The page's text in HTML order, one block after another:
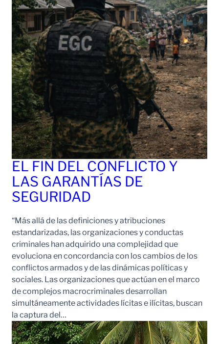
EL FIN DEL CONFLICTO Y
LAS GARANTÍAS DE
SEGURIDAD
“Más allá de las definiciones y atribuciones
estandarizadas, las organizaciones y conductas
criminales han adquirido una complejidad que
evoluciona en concordancia con los cambios de los
conflictos armados y de las dinámicas políticas y
sociales. Las organizaciones que actúan en el marco
de complejos macrocriminales desarrollan
simultáneamente actividades lícitas e ilícitas, buscan
la captura del…